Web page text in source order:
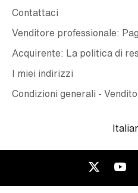
Contattaci
Venditore professionale:
Acquirente: La politica di
I miei indirizzi
Condizioni generali -